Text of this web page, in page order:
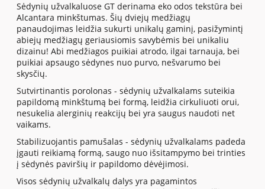
Sėdynių užvalkaluose GT derinama eko odos tekstūra bei
Alcantara minkštumas. Šių dviejų medžiagų
panaudojimas leidžia sukurti unikalų gaminį, pasižymintį
abiejų medžiagų geriausiomis savybėmis bei unikaliu
dizainu! Abi medžiagos puikiai atrodo, ilgai tarnauja, bei
puikiai apsaugo sėdynes nuo purvo, nešvarumo bei
skysčių.
Sutvirtinantis porolonas - sėdynių užvalkalams suteikia
papildomą minkštumą bei formą, leidžia cirkuliuoti orui,
nesukelia alerginių reakcijų bei yra saugus naudoti net
vaikams.
Stabilizuojantis pamušalas - sėdynių užvalkalams padeda
įgauti reikiamą formą, saugo nuo išsitampymo bei trinties
į sėdynės paviršių ir papildomo dėvėjimosi.
Visos sėdynių užvalkalų dalys yra pagamintos